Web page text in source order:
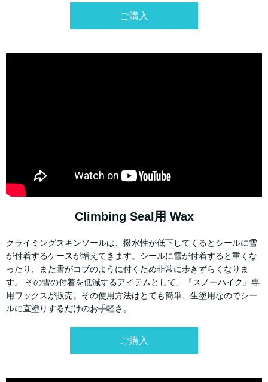
ご購入
Climbing Seal用 Wax
クライミングスキンソールは、撥水性が低下してくるとシールに雪
が付着するケースが増えてきます。シールに雪が付着すると重くな
ったり、また雪がコブのように付くため非常に歩きずらくなりま
す。 その雪の付着を低減するアイテムとして、『スノーハイク』専
用ワックスが販売。その使用方法はとても簡単、生塗用なのでシー
ルに直塗りするだけのお手軽さ。
ご購入